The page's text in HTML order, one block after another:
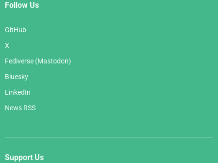
Follow Us
GitHub
X
Fediverse (Mastodon)
Bluesky
LinkedIn
News RSS
Support Us